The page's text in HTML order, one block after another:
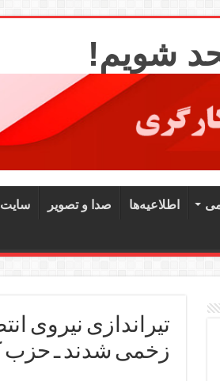
شویم!
اطلاعیه‌ها صدا و تصویر
زخمی شدند ـ حزب